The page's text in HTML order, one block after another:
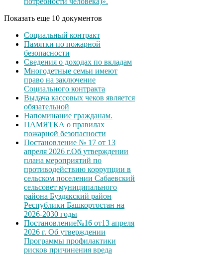
Показать еще 10 документов
Социальный контракт
Памятки по пожарной
безопасности
Сведения о доходах по вкладам
Многодетные семьи имеют
право на заключение
Социального контракта
Выдача кассовых чеков является
обязательной
Напоминание гражданам.
ПАМЯТКА о правилах
пожарной безопасности
Постановление № 17 от 13
апреля 2026 г.Об утверждении
плана мероприятий по
противодействию коррупции в
сельском поселении Сабаевский
сельсовет муниципального
района Буздякский район
Республики Башкортостан на
2026-2030 годы
Постановление№16 от13 апреля
2026 г. Об утверждении
Программы профилактики
рисков причинения вреда